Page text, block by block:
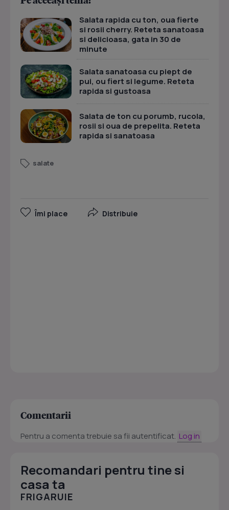
Salata rapida cu ton, oua fierte
si rosii cherry. Reteta sanatoasa
si delicioasa, gata in 30 de
minute
Salata sanatoasa cu piept de
pui, ou fiert si legume. Reteta
rapida si gustoasa
Salata de ton cu porumb, rucola,
rosii si oua de prepelita. Reteta
rapida si sanatoasa
salate
Îmi place Distribuie
Comentarii
Pentru a comenta trebuie sa fii autentificat. Log in
Recomandari pentru tine si
casa ta
FRIGARUIE